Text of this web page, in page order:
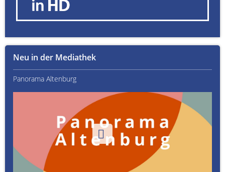
Neu in der Mediathek
Panorama Altenburg